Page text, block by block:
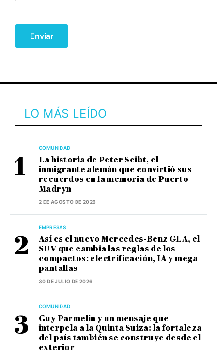
LO MÁS LEÍDO
COMUNIDAD
La historia de Peter Seibt, el
inmigrante alemán que convirtió sus
recuerdos en la memoria de Puerto
Madryn
2 DE AGOSTO DE 2026
EMPRESAS
Así es el nuevo Mercedes-Benz GLA, el
SUV que cambia las reglas de los
compactos: electrificación, IA y mega
pantallas
30 DE JULIO DE 2026
COMUNIDAD
Guy Parmelin y un mensaje que
interpela a la Quinta Suiza: la fortaleza
del país también se construye desde el
exterior